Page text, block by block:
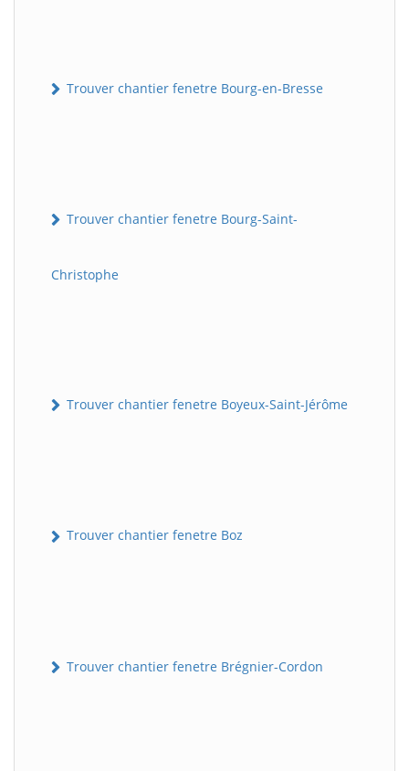
Trouver chantier fenetre Bourg-en-Bresse
Trouver chantier fenetre Bourg-Saint-
Christophe
Trouver chantier fenetre Boyeux-Saint-Jérôme
Trouver chantier fenetre Boz
Trouver chantier fenetre Brégnier-Cordon